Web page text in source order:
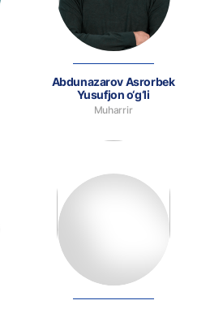
Abdunazarov Asrorbek
Yusufjon o‘g‘li
Muharrir